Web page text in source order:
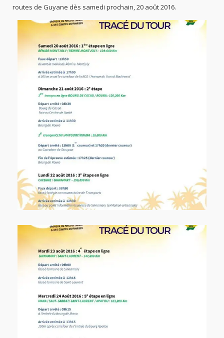
routes de Guyane dès samedi prochain, 20 août 2016.